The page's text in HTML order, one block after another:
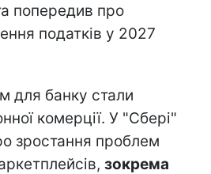
попередив про
податків у 2027
для банку стали
комерції. У "Сбері"
зростання проблем
зокрема